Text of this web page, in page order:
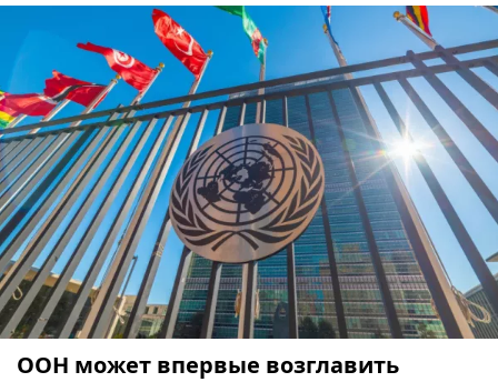
ООН может впервые возглавить